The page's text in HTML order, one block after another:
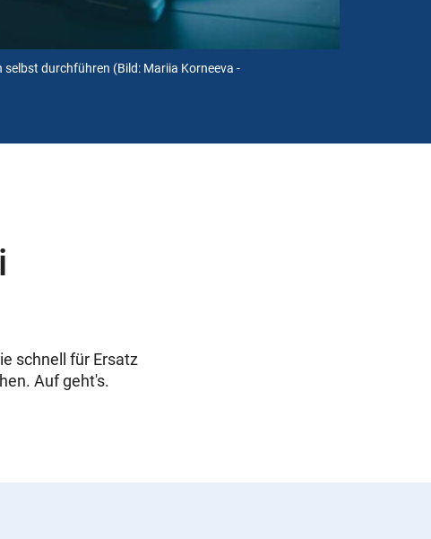
selbst durchführen (Bild: Mariia Korneeva -
schnell für Ersatz
Auf geht's.